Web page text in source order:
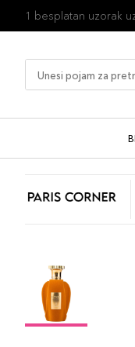
1 besplatan uzorak